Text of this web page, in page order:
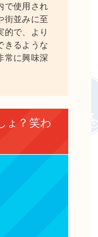
で使用され
街並みに至
的で、より
きるような
常に興味深
ょ？笑わ